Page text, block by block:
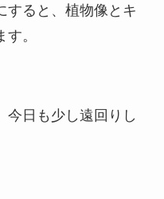
すると、植物像とキ
。
今日も少し遠回りし